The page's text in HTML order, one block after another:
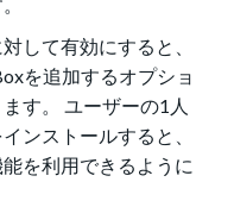
して有効にすると、
を追加するオプショ
す。 ユーザーの1人
ンストールすると、
を利用できるように